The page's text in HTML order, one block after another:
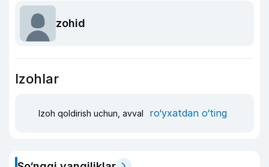
zohid
Izohlar
Izoh qoldirish uchun, avval ro‘yxatdan o‘ting